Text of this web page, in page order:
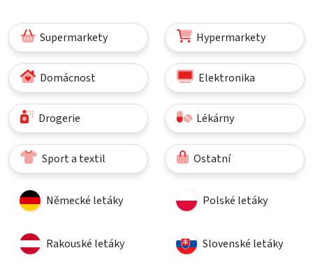
Supermarkety Hypermarkety
Domácnost Elektronika
Drogerie Lékárny
Sport a textil Ostatní
Německé letáky Polské letáky
Rakouské letáky Slovenské letáky